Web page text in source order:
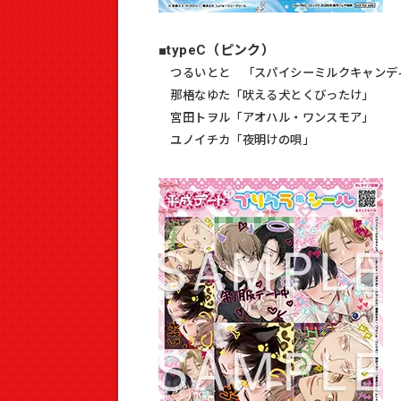
■typeC（ピンク）
つるいとと 「スパイシーミルクキャンデ
那梧なゆた「吠える犬とくびったけ」
宮田トヲル「アオハル・ワンスモア」
ユノイチカ「夜明けの唄」